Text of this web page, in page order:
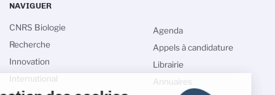
NAVIGUER
CNRS Biologie
Recherche
Innovation
International
Agenda
Appels à candidature
Librairie
Annuaires